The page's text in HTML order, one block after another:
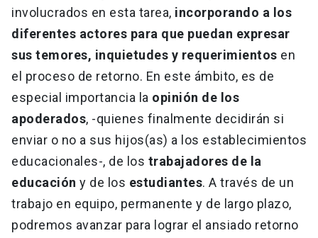
involucrados en esta tarea, incorporando a los
diferentes actores para que puedan expresar
sus temores, inquietudes y requerimientos en
el proceso de retorno. En este ámbito, es de
especial importancia la opinión de los
apoderados, -quienes finalmente decidirán si
enviar o no a sus hijos(as) a los establecimientos
educacionales-, de los trabajadores de la
educación y de los estudiantes. A través de un
trabajo en equipo, permanente y de largo plazo,
podremos avanzar para lograr el ansiado retorno